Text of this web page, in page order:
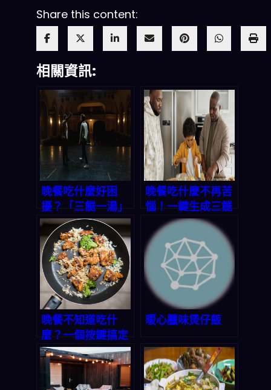
Share this content:
相關資訊:
晚餐吃什麼好困
擾？「三餸一湯」
一鍵生成，選擇困
難症有救了！
晚餐吃什麼不再苦
惱！一鍵生成三餸
一湯，讓你天天輕
鬆上菜
晚餐不知道吃什
麼？一個按鍵搞定
三餸一湯！2026
生活必備 App 推
薦
暖心臘味煲仔飯